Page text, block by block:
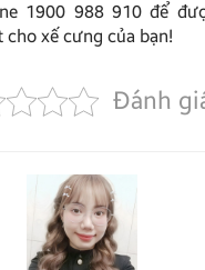
1900 988 910 để
xế cưng của bạn!
Đánh